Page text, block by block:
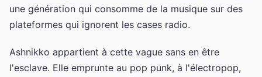
une génération qui consomme de la musique sur des
plateformes qui ignorent les cases radio.
Ashnikko appartient à cette vague sans en être
l'esclave. Elle emprunte au pop punk, à l'électropop,